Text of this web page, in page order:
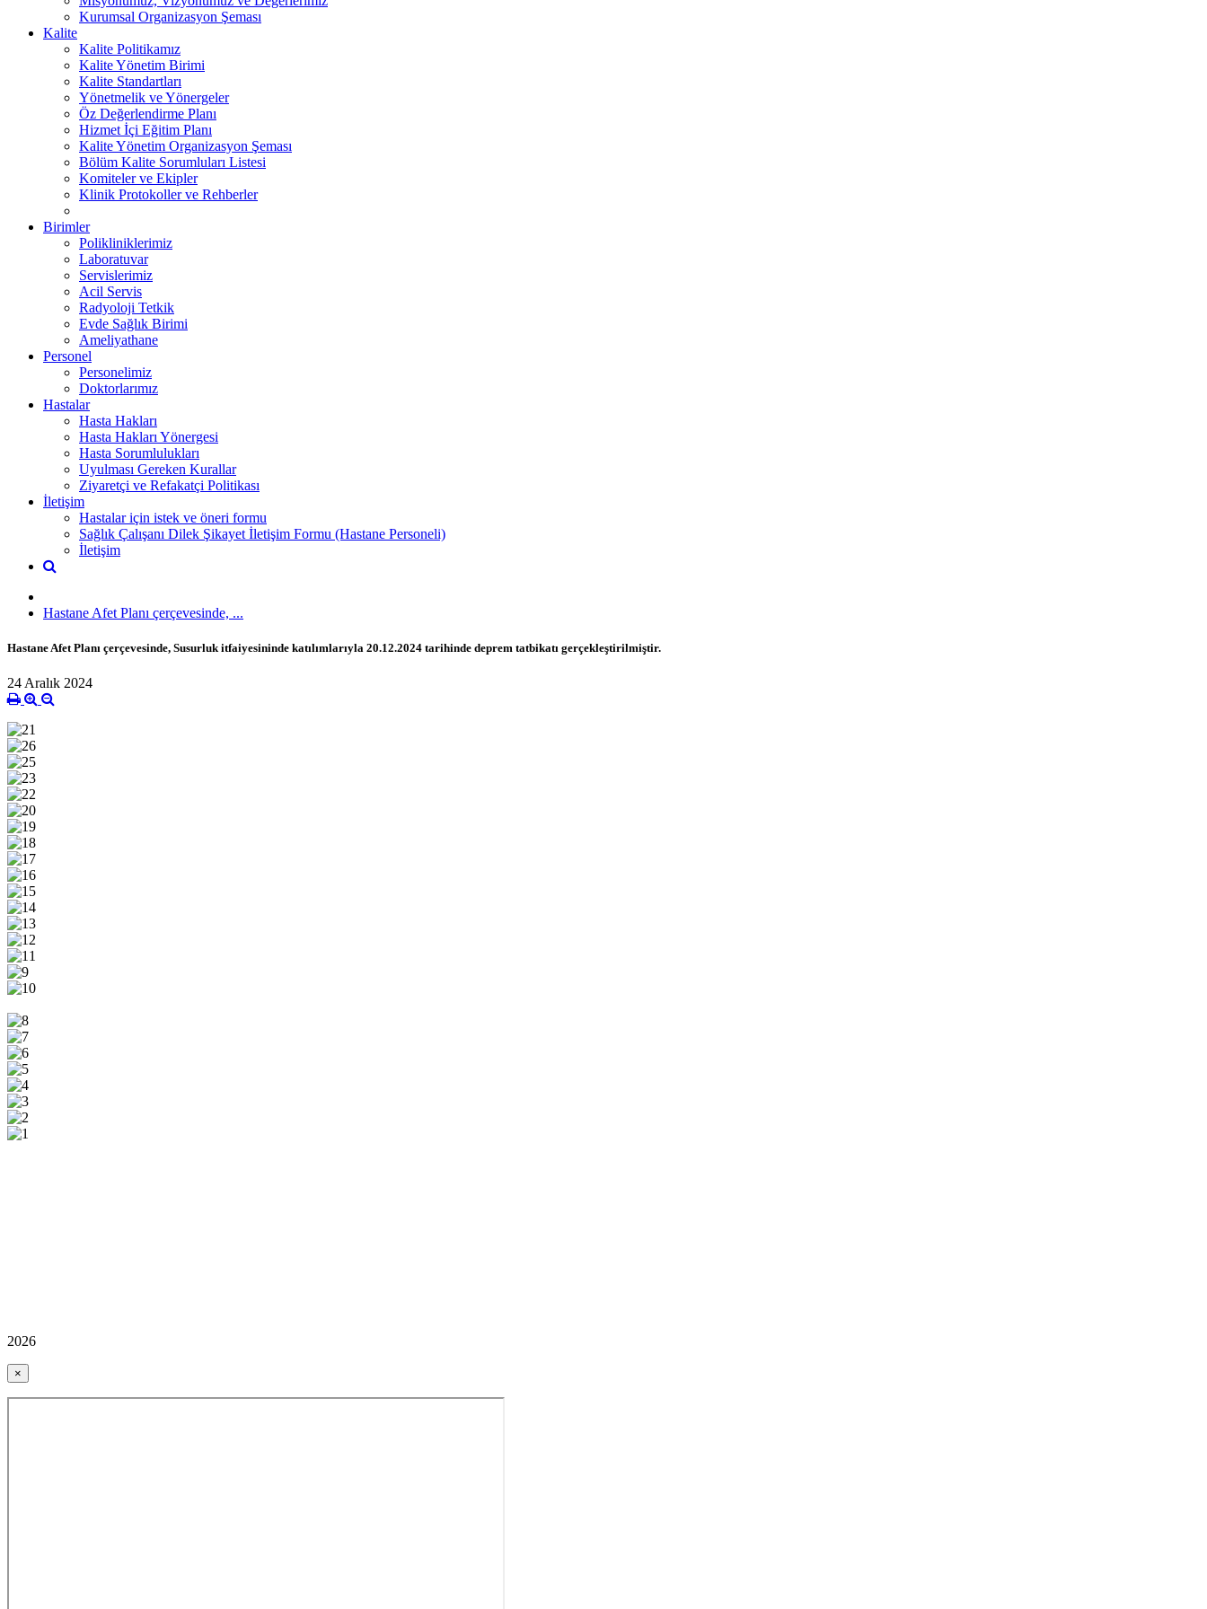
Kurumsal Organizasyon Şeması
Kalite
Kalite Politikamız
Kalite Yönetim Birimi
Kalite Standartları
Yönetmelik ve Yönergeler
Öz Değerlendirme Planı
Hizmet İçi Eğitim Planı
Kalite Yönetim Organizasyon Şeması
Bölüm Kalite Sorumluları Listesi
Komiteler ve Ekipler
Klinik Protokoller ve Rehberler
Birimler
Polikliniklerimiz
Laboratuvar
Servislerimiz
Acil Servis
Radyoloji Tetkik
Evde Sağlık Birimi
Ameliyathane
Personel
Personelimiz
Doktorlarımız
Hastalar
Hasta Hakları
Hasta Hakları Yönergesi
Hasta Sorumlulukları
Uyulması Gereken Kurallar
Ziyaretçi ve Refakatçi Politikası
İletişim
Hastalar için istek ve öneri formu
Sağlık Çalışanı Dilek Şikayet İletişim Formu (Hastane Personeli)
İletişim
Hastane Afet Planı çerçevesinde, ...
Hastane Afet Planı çerçevesinde, Susurluk itfaiyesininde katılımlarıyla 20.12.2024 tarihinde deprem tatbikatı gerçekleştirilmiştir.
24 Aralık 2024
2026
×